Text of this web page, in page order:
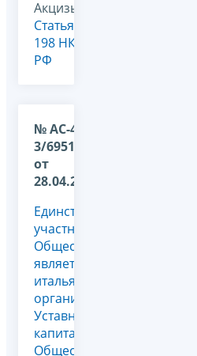
Акцизы,
Статья
198 НК
РФ
№ АС-4-
3/6951@
от
28.04.2011
Единственным
участником
Общества
является
итальянская
организация.
Уставный
капитал
Общества